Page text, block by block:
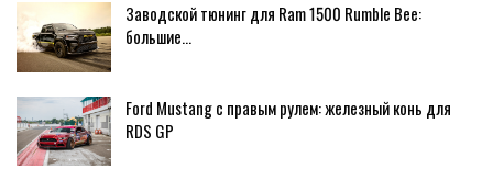
Заводской тюнинг для Ram 1500 Rumble Bee:
большие…
Ford Mustang с правым рулем: железный конь для
RDS GP